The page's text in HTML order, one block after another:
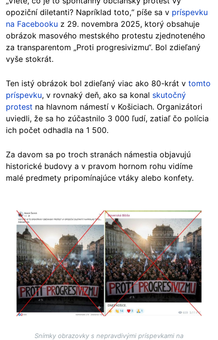
opoziční diletanti? Napríklad toto,“ píše sa v príspevku
na Facebooku z 29. novembra 2025, ktorý obsahuje
obrázok masového mestského protestu zjednoteného
za transparentom „Proti progresivizmu“. Bol zdieľaný
vyše stokrát.
Ten istý obrázok bol zdieľaný viac ako 80-krát v tomto
príspevku, v rovnaký deň, ako sa konal skutočný
protest na hlavnom námestí v Košiciach. Organizátori
uviedli, že sa ho zúčastnilo 3 000 ľudí, zatiaľ čo polícia
ich počet odhadla na 1 500.
Za davom sa po troch stranách námestia objavujú
historické budovy a v pravom hornom rohu vidíme
malé predmety pripomínajúce vtáky alebo konfety.
Image
Snímky obrazovky s nepravdivými príspevkami na